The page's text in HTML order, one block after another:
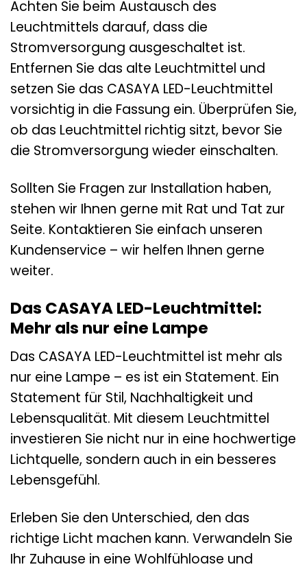
Achten Sie beim Austausch des
Leuchtmittels darauf, dass die
Stromversorgung ausgeschaltet ist.
Entfernen Sie das alte Leuchtmittel und
setzen Sie das CASAYA LED-Leuchtmittel
vorsichtig in die Fassung ein. Überprüfen Sie,
ob das Leuchtmittel richtig sitzt, bevor Sie
die Stromversorgung wieder einschalten.
Sollten Sie Fragen zur Installation haben,
stehen wir Ihnen gerne mit Rat und Tat zur
Seite. Kontaktieren Sie einfach unseren
Kundenservice – wir helfen Ihnen gerne
weiter.
Das CASAYA LED-Leuchtmittel:
Mehr als nur eine Lampe
Das CASAYA LED-Leuchtmittel ist mehr als
nur eine Lampe – es ist ein Statement. Ein
Statement für Stil, Nachhaltigkeit und
Lebensqualität. Mit diesem Leuchtmittel
investieren Sie nicht nur in eine hochwertige
Lichtquelle, sondern auch in ein besseres
Lebensgefühl.
Erleben Sie den Unterschied, den das
richtige Licht machen kann. Verwandeln Sie
Ihr Zuhause in eine Wohlfühloase und